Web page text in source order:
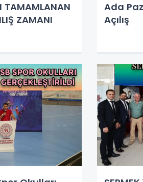
TAMAMLANAN
ZAMANI
Ada
Açılış